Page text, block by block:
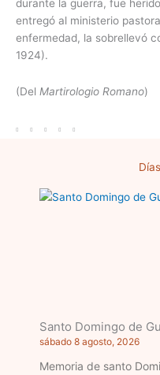
durante la guerra, fue
entregó al ministerio
enfermedad, la sobrellevó
1924).
(Del Martirologio Romano)
Santo Domingo de
sábado 8 agosto, 2026
Memoria de santo